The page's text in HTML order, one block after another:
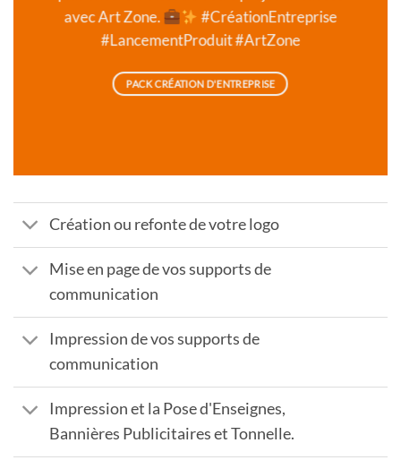
avec Art Zone.
#CréationEntreprise
#LancementProduit #ArtZone
PACK CRÉATION D'ENTREPRISE
Création ou refonte de votre logo
Mise en page de vos supports de
communication
Impression de vos supports de
communication
Impression et la Pose d'Enseignes,
Bannières Publicitaires et Tonnelle.